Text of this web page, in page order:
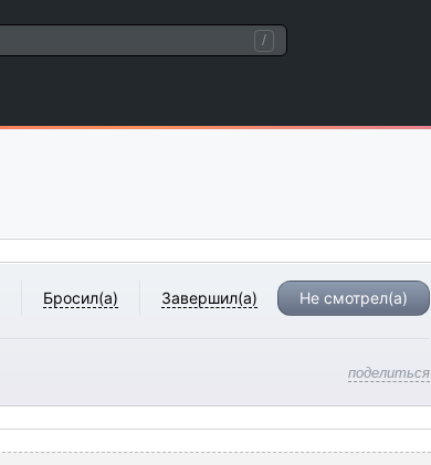
/
Бросил(а) Завершил(а) Не смотрел(а)
поделиться